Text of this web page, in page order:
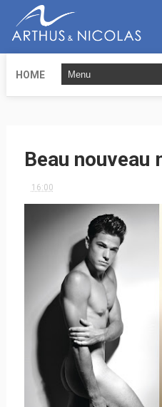
HOME
Beau nouveau
16:00